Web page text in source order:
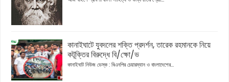
কানাইঘাটে যুবদলের শক্তি প্রদর্শন, তারেক রহমানকে নিয়ে
কটূক্তির বিরুদ্ধে বি/ক্ষো/ভ
কানাইঘাট নিউজ ডেস্ক : বিএনপির চেয়ারম্যান ও বাংলাদেশের...